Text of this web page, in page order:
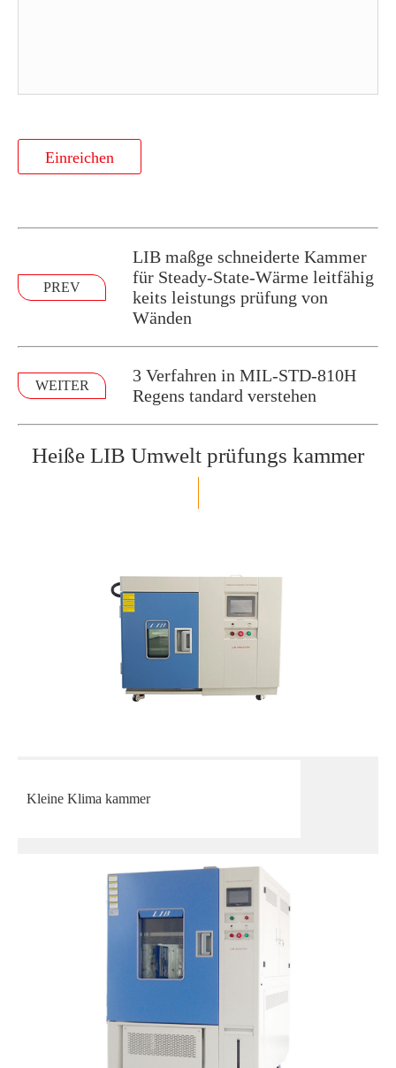
Einreichen
PREV
LIB maßge schneiderte Kammer
für Steady-State-Wärme leitfähig
keits leistungs prüfung von
Wänden
WEITER
3 Verfahren in MIL-STD-810H
Regens tandard verstehen
Heiße LIB Umwelt prüfungs kammer
Kleine Klima kammer